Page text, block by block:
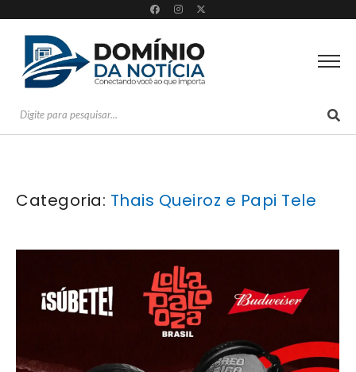
Categoria: Thais Queiroz e Papi Tele